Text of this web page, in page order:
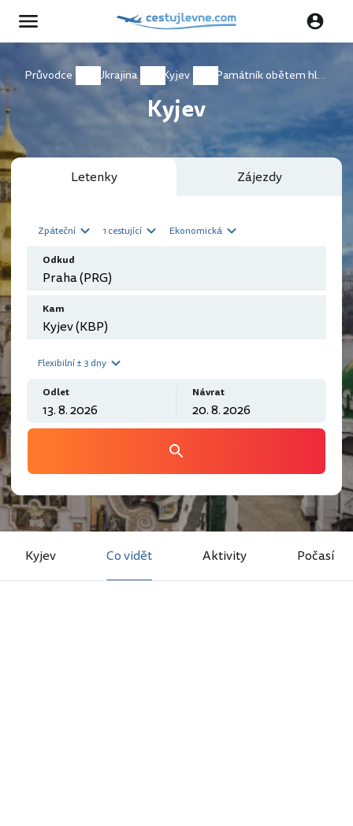
Průvodce Ukrajina Kyjev Památník obětem hladomoru
Kyjev
Letenky Zájezdy
Zpáteční 1 cestující Ekonomická
Odkud
Kam
Flexibilní ± 3 dny
Odlet Návrat
Kyjev Co vidět Aktivity Počasí